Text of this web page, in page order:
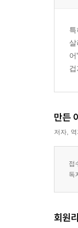
3.2
3.3
4. 사
5.
5.1 이
5.2 반
5.3
5.4
5.7 현
겁
만든
저자,
접
독
회원